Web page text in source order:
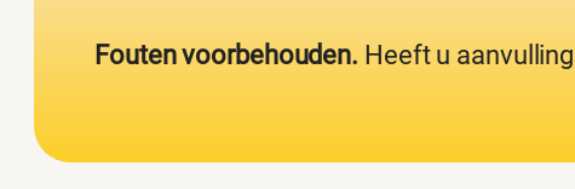
Fouten voorbehouden. Heeft u